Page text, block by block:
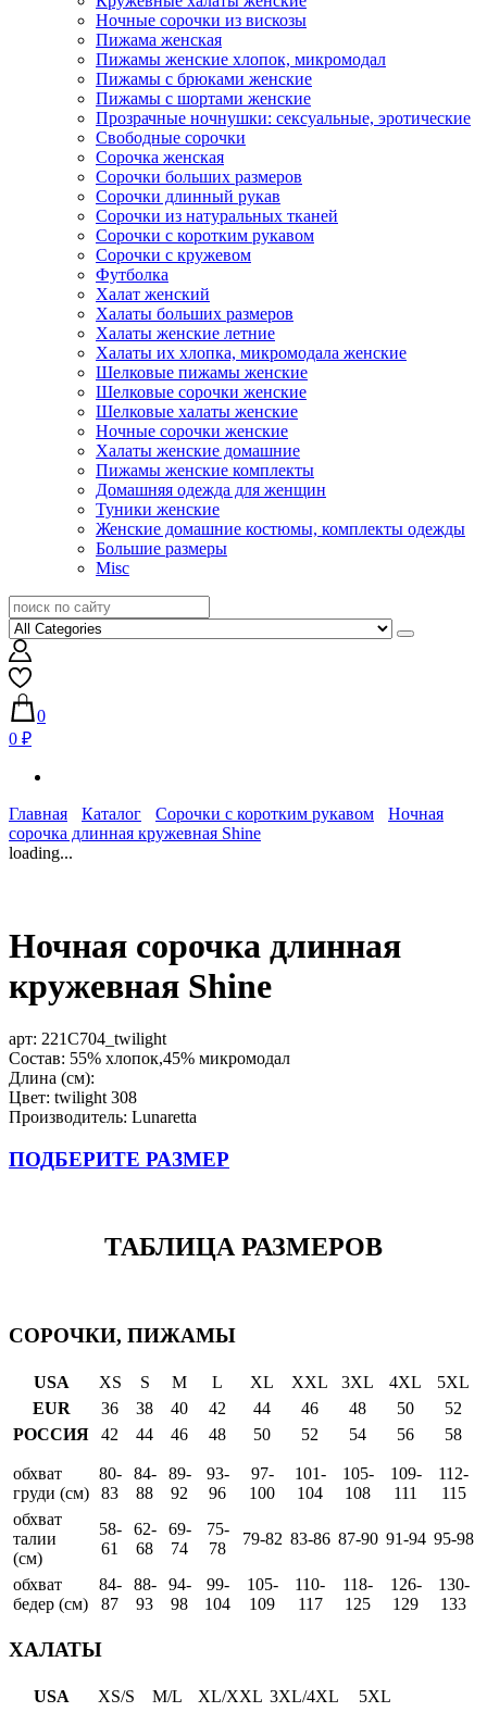
Ночные сорочки из вискозы
Пижама женская
Пижамы женские хлопок, микромодал
Пижамы с брюками женские
Пижамы с шортами женские
Прозрачные ночнушки: сексуальные, эротические
Свободные сорочки
Сорочка женская
Сорочки больших размеров
Сорочки длинный рукав
Сорочки из натуральных тканей
Сорочки с коротким рукавом
Сорочки с кружевом
Футболка
Халат женский
Халаты больших размеров
Халаты женские летние
Халаты их хлопка, микромодала женские
Шелковые пижамы женские
Шелковые сорочки женские
Шелковые халаты женские
Ночные сорочки женские
Халаты женские домашние
Пижамы женские комплекты
Домашняя одежда для женщин
Туники женские
Женские домашние костюмы, комплекты одежды
Большие размеры
Misc
0
0 ₽
Главная Каталог Сорочки с коротким рукавом
Ночная
сорочка длинная кружевная Shine
loading...
Ночная сорочка длинная
кружевная Shine
арт: 221C704_twilight
Состав: 55% хлопок,45% микромодал
Длина (см):
Цвет: twilight 308
Производитель: Lunaretta
ПОДБЕРИТЕ РАЗМЕР
ТАБЛИЦА РАЗМЕРОВ
СОРОЧКИ, ПИЖАМЫ
USA XS S M L XL XXL 3XL 4XL
5XL
EUR
36 38 40 42 44 46 48 50
52
РОССИЯ
42 44 46 48 50 52 54 56 58
обхват
груди (см)
80-
83
84-
88
89-
92
93-
96
97-
100
101-
104
105-
108
109-
111
112-
115
обхват
талии
(см)
58-
61
62-
68
69-
74
75-
78
79-82 83-86 87-90 91-94 95-98
обхват
бедер (см)
84-
87
88-
93
94-
98
99-
104
105-
109
110-
117
118-
125
126-
129
130-
133
ХАЛАТЫ
USA XS/S M/L XL/XXL 3XL/4XL
5XL